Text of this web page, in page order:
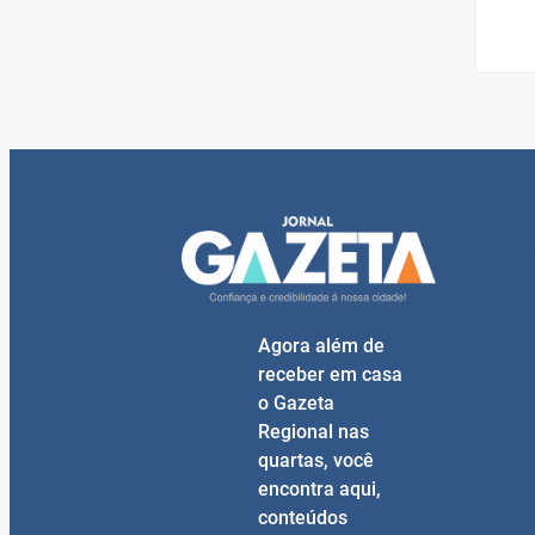
Agora além de
receber em casa
o Gazeta
Regional nas
quartas, você
encontra aqui,
conteúdos